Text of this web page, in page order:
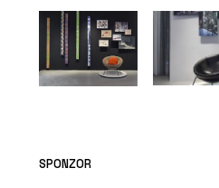
PRODUKTY
SPONZOR